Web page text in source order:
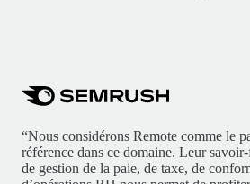
“Nous considérons Remote comme le
référence dans ce domaine. Leur
de gestion de la paie, de taxe, de